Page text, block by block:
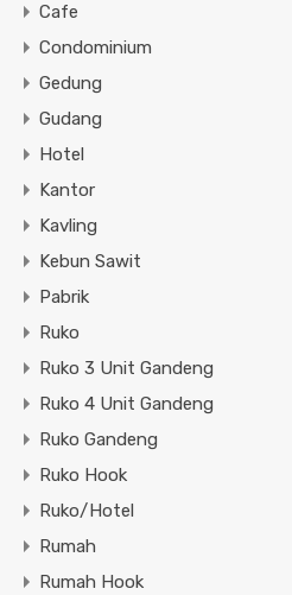
Cafe
Condominium
Gedung
Gudang
Hotel
Kantor
Kavling
Kebun Sawit
Pabrik
Ruko
Ruko 3 Unit Gandeng
Ruko 4 Unit Gandeng
Ruko Gandeng
Ruko Hook
Ruko/Hotel
Rumah
Rumah Hook